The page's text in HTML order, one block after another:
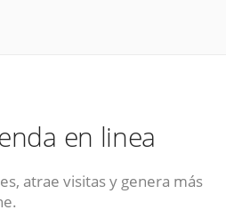
en linea
atrae visitas y genera más